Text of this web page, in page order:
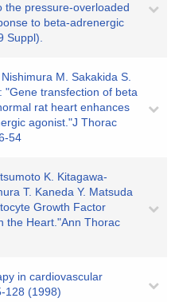
the pressure-overloaded
to beta-adrenergic
Suppl).
M. Sakakida S.
"Gene transfection of beta
rat heart enhances
agonist."J Thorac
54
K. Kitagawa-
T. Kaneda Y. Matsuda
Growth Factor
the Heart."Ann Thorac
in cardiovascular
128 (1998)